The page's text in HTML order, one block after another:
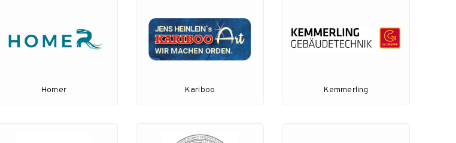
Homer Kariboo Kemmerling